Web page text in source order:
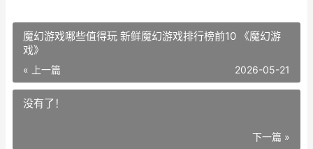
魔幻游戏哪些值得玩 新鲜魔幻游戏排行榜前10 《魔幻游
戏》
« 上一篇 2026-05-21
没有了！
下一篇 »